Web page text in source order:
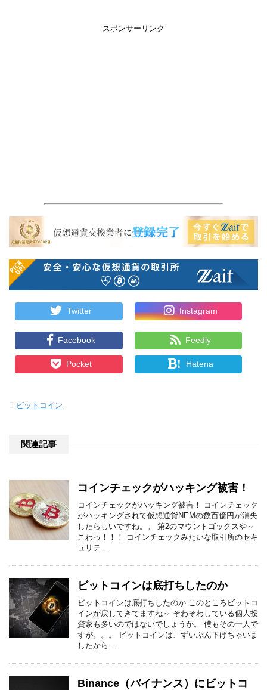
スポンサーリンク
Twitter Instagram
Facebook Feedly
Pocket ! Hatena
-ビットコイン
関連記事
コインチェックがハッキング被害！
コインチェックがハッキング被害！ コインチェック
がハッキングされて仮想通貨NEMの数百億円が消失
したらしいですね。。 第2のマウントゴックスや～
こわっ！！！ コインチェックみたいな取引所のセキ
ュリテ ...
ビットコインは底打ちしたのか
ビットコインは底打ちしたのか このところビットコ
インが戻してきてますね～ そわそわしている個人投
資家も多いのではないでしょうか。 僕もその一人で
すが。。。 ビットコインは、ずいぶん下げちゃいま
したから ...
Binance（バイナンス）にビットコ